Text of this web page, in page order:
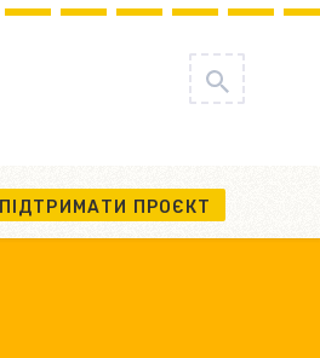
ПІДТРИМАТИ ПРОЄКТ